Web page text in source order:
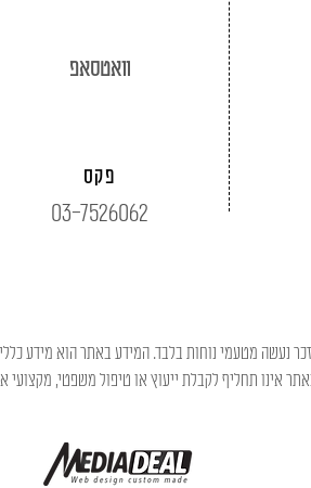
וואטסאפ
פקס
03-7526062
נעשה מטעמי נוחות בלבד. המידע באתר הוא מידע
אינו תחליף לקבלת ייעוץ או טיפול משפטי,